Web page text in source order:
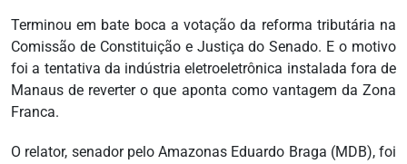
Terminou em bate boca a votação da reforma tributária na
Comissão de Constituição e Justiça do Senado. E o motivo
foi a tentativa da indústria eletroeletrônica instalada fora de
Manaus de reverter o que aponta como vantagem da Zona
Franca.
O relator, senador pelo Amazonas Eduardo Braga (MDB), foi